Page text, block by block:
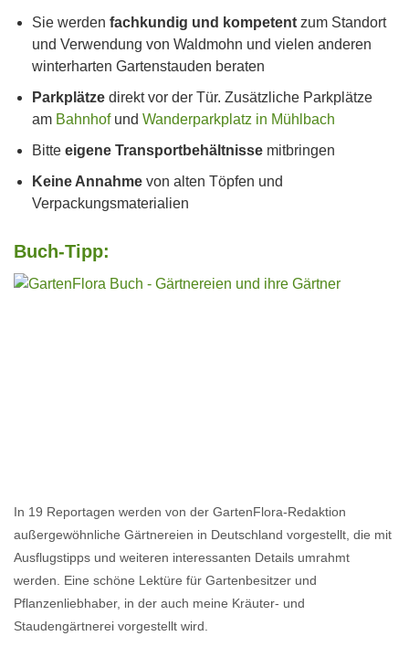
Sie werden fachkundig und kompetent zum Standort
und Verwendung von Waldmohn und vielen anderen
winterharten Gartenstauden beraten
Parkplätze direkt vor der Tür. Zusätzliche Parkplätze
am Bahnhofund Wanderparkplatz in Mühlbach
Bitte eigene Transportbehältnisse mitbringen
Keine Annahme von alten Töpfen und
Verpackungsmaterialien
Buch-Tipp:
In 19 Reportagen werden von der GartenFlora-Redaktion
außergewöhnliche Gärtnereien in Deutschland vorgestellt, die mit
Ausflugstipps und weiteren interessanten Details umrahmt
werden. Eine schöne Lektüre für Gartenbesitzer und
Pflanzenliebhaber, in der auch meine Kräuter- und
Staudengärtnerei vorgestellt wird.